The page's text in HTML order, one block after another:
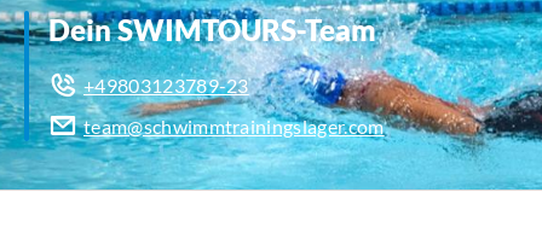
Dein SWIMTOURS-Team
+49803123789-23
team@schwimmtrainingslager.com